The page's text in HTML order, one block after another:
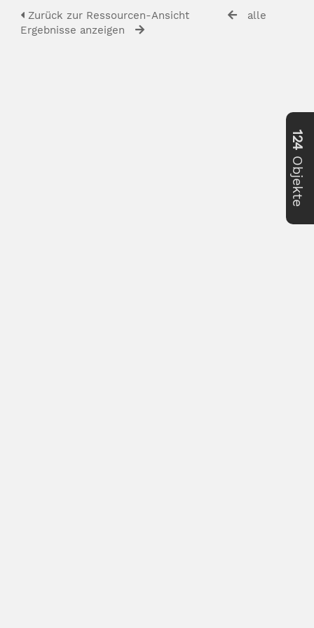
Zurück zur Ressourcen-Ansicht
alle
Ergebnisse anzeigen
124
Objekte